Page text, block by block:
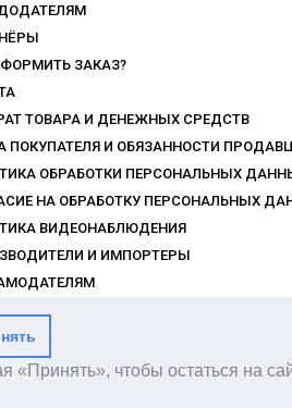
чтобы остаться на
ЗАКАЗ?
ТОВАРА И ДЕНЕЖНЫХ СРЕДСТВ
ПОКУПАТЕЛЯ И ОБЯЗАННОСТИ
ОБРАБОТКИ ПЕРСОНАЛЬНЫХ
НА ОБРАБОТКУ ПЕРСОНАЛЬНЫХ
ВИДЕОНАБЛЮДЕНИЯ
И ИМПОРТЕРЫ